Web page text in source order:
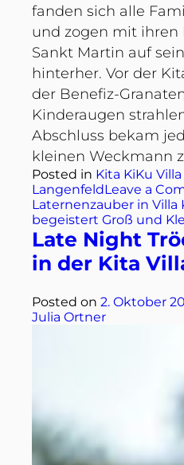
fanden sich alle
und zogen mit ihren
Sankt Martin auf
hinterher. Vor der
der Benefiz-
Kinderaugen
Abschluss bekam
kleinen Weckmann
Posted in Kita KiKu
LangenfeldLeave a
Laternenzauber in
begeistert Groß und
Late Night
in der Kita
Posted on 2. Oktober
Julia Ortner